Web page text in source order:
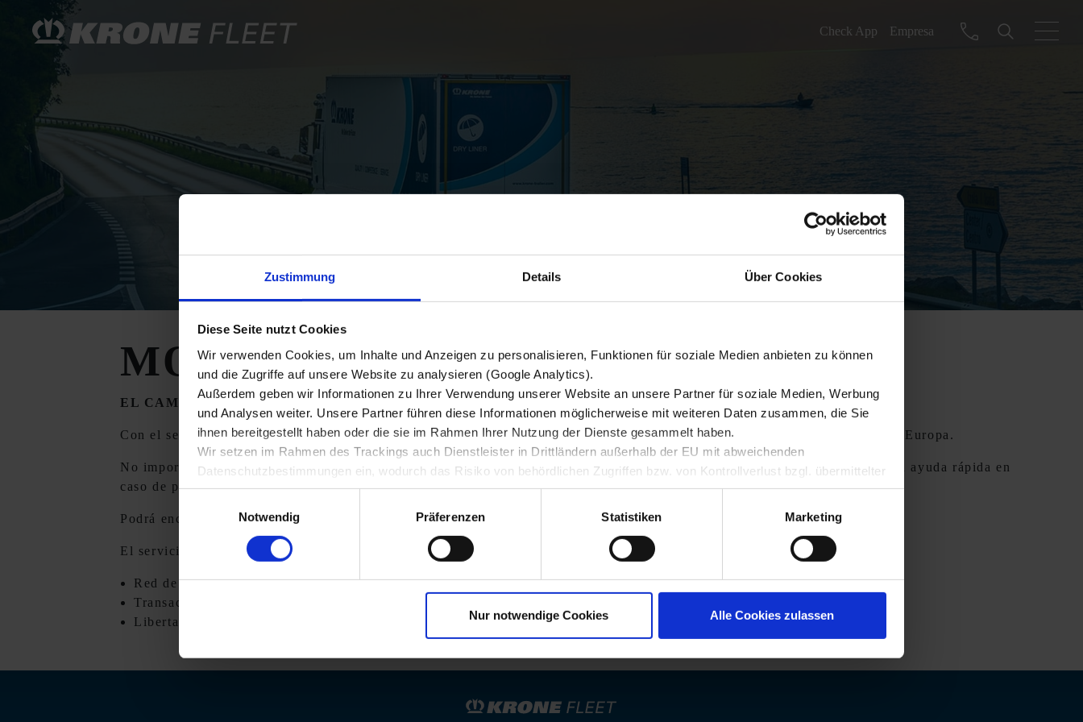
Zustimmung Details Über Cookies
Diese Seite nutzt Cookies
Wir verwenden Cookies, um Inhalte und Anzeigen zu personalisieren, Funktionen für soziale Medien anbieten zu können
und die Zugriffe auf unsere Website zu analysieren (Google Analytics).
Außerdem geben wir Informationen zu Ihrer Verwendung unserer Website an unsere Partner für soziale Medien, Werbung
und Analysen weiter. Unsere Partner führen diese Informationen möglicherweise mit weiteren Daten zusammen, die Sie
ihnen bereitgestellt haben oder die sie im Rahmen Ihrer Nutzung der Dienste gesammelt haben.
Wir setzen im Rahmen des Trackings auch Dienstleister in Drittländern außerhalb der EU mit abweichenden
Datenschutzbestimmungen ein, wodurch das Risiko von behördlichen Zugriffen bzw. von Kontrollverlust bzgl. übermittelter
Daten bestehen kann.
Datenschutzhinweise
Notwendig
Präferenzen Statistiken Marketing
Nur notwendige Cookies Alle Cookies zulassen
Check App Empresa
MOVILIDAD
EL CAMINO MÁS CORTO A BOXES.
Con el servicio KRONE y sus socios en materia de repuestos, se beneficiará de una de las redes de servicio más amplias de Europa.
No importa en qué parte de Europa necesite ayuda, el taller de servicio adecuado siempre estará cerca y le garantizamos una ayuda rápida en
caso de problemas. Podrá elegir libremente el taller previo acuerdo con nosotros.
Podrá encontrar su taller de servicio más cercano de forma rápida y sencilla con el localizador de servicios de KRONE.
El servicio de movilidad incluye:
Red de servicios amplia en Alemania y Europa
Transacción rápida y sin complicaciones
Libertad para elegir taller